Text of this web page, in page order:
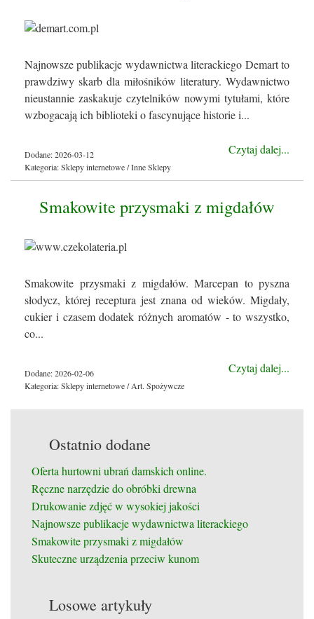
Najnowsze publikacje wydawnictwa literackiego Demart to
prawdziwy skarb dla miłośników literatury. Wydawnictwo
nieustannie zaskakuje czytelników nowymi tytułami, które
wzbogacają ich biblioteki o fascynujące historie i...
Czytaj dalej...
Dodane: 2026-03-12
Kategoria: Sklepy internetowe / Inne Sklepy
Smakowite przysmaki z migdałów
Smakowite przysmaki z migdałów. Marcepan to pyszna
słodycz, której receptura jest znana od wieków. Migdały,
cukier i czasem dodatek różnych aromatów - to wszystko,
co...
Czytaj dalej...
Dodane: 2026-02-06
Kategoria: Sklepy internetowe / Art. Spożywcze
Ostatnio dodane
Oferta hurtowni ubrań damskich online.
Ręczne narzędzie do obróbki drewna
Drukowanie zdjęć w wysokiej jakości
Najnowsze publikacje wydawnictwa literackiego
Smakowite przysmaki z migdałów
Skuteczne urządzenia przeciw kunom
Losowe artykuły